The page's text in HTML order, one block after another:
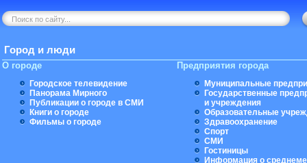
Город и люди
О городе
Городское телевидение
Панорама Мирного
Публикации о городе в СМИ
Книги о городе
Фильмы о городе
Предприятия города
Муниципальные
Государственные
и учреждения
Образовательные
Здравоохранение
Спорт
СМИ
Гостиницы
Информация о